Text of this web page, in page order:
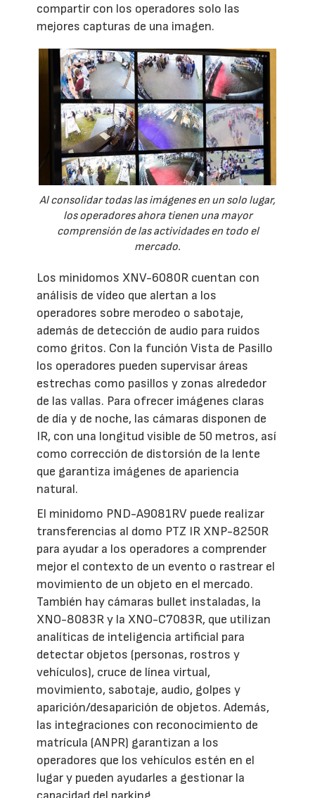
compartir con los operadores solo las
mejores capturas de una imagen.
Al consolidar todas las imágenes en un solo lugar,
los operadores ahora tienen una mayor
comprensión de las actividades en todo el
mercado.
Los minidomos XNV-6080R cuentan con
análisis de vídeo que alertan a los
operadores sobre merodeo o sabotaje,
además de detección de audio para ruidos
como gritos. Con la función Vista de Pasillo
los operadores pueden supervisar áreas
estrechas como pasillos y zonas alrededor
de las vallas. Para ofrecer imágenes claras
de día y de noche, las cámaras disponen de
IR, con una longitud visible de 50 metros, así
como corrección de distorsión de la lente
que garantiza imágenes de apariencia
natural.
El minidomo PND-A9081RV puede realizar
transferencias al domo PTZ IR XNP-8250R
para ayudar a los operadores a comprender
mejor el contexto de un evento o rastrear el
movimiento de un objeto en el mercado.
También hay cámaras bullet instaladas, la
XNO-8083R y la XNO-C7083R, que utilizan
analíticas de inteligencia artificial para
detectar objetos (personas, rostros y
vehículos), cruce de línea virtual,
movimiento, sabotaje, audio, golpes y
aparición/desaparición de objetos. Además,
las integraciones con reconocimiento de
matrícula (ANPR) garantizan a los
operadores que los vehículos estén en el
lugar y pueden ayudarles a gestionar la